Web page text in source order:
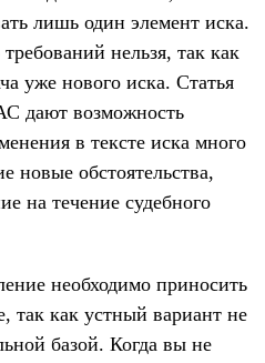
лишь один элемент иска.
нельзя, так как
уже нового иска. Статья
дают возможность
в тексте иска много
новые обстоятельства,
на течение судебного
необходимо приносить
так как устный вариант не
базой. Когда вы не